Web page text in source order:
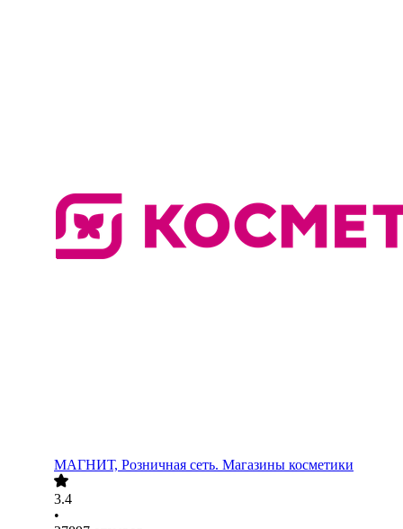
МАГНИТ, Розничная сеть. Магазины косметики
3.4
•